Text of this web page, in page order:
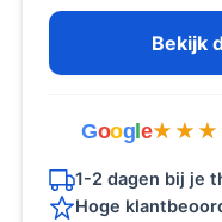
Bekijk
Goog e
1-2 dagen bij je
Hoge